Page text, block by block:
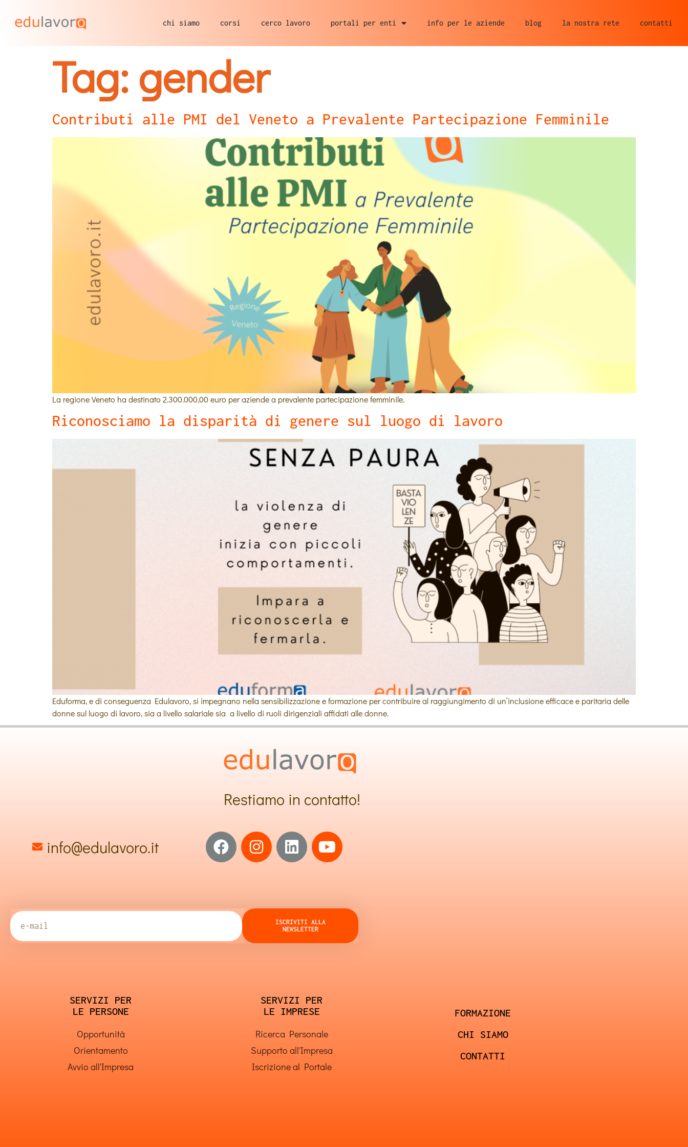
chi siamo corsi cerco lavoro portali per enti info per le aziende blog la nostra rete contatti
Tag:gender
Contributi alle PMI del Veneto a Prevalente Partecipazione Femminile
La regione Veneto ha destinato 2.300.000,00 euro per aziende a prevalente partecipazione femminile.
Riconosciamo la disparità di genere sul luogo di lavoro
Eduforma, e di conseguenza Edulavoro, si impegnano nella sensibilizzazione e formazione per contribuire al raggiungimento di un’inclusione efficace e paritaria delle
donne sul luogo di lavoro, sia a livello salariale sia a livello di ruoli dirigenziali affidati alle donne.
Restiamo in contatto!
info@edulavoro.it
ISCRIVITI ALLA
NEWSLETTER
SERVIZI PER
LE PERSONE
Opportunità
Orientamento
Avvio all'Impresa
SERVIZI PER
LE IMPRESE
Ricerca Personale
Supporto all'Impresa
Iscrizione al Portale
FORMAZIONE
CHI SIAMO
CONTATTI